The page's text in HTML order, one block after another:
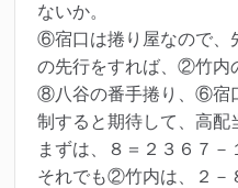
ないか。
⑥宿口は捲り屋なので、
の先行をすれば、②竹内
⑧八谷の番手捲り、⑥宿
制すると期待して、高配
まずは、８＝２３６７－
それでも②竹内は、２－